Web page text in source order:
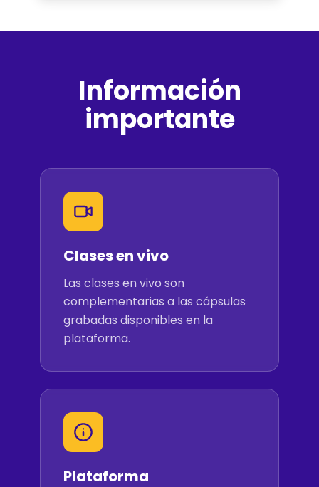
Información
importante
Clases en vivo
Las clases en vivo son
complementarias a las cápsulas
grabadas disponibles en la
plataforma.
Plataforma